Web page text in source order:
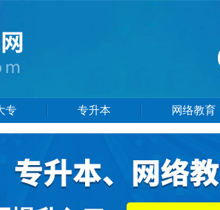
专 专升本 网络教育